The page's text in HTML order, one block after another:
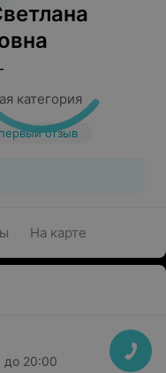
категория
отзыв
На карте
до 20:00